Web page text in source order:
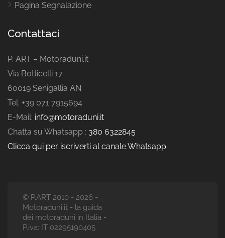
Pagina Segnalazione
Contattaci
P. ART – Motoraduni.it
Via Botticelli 17
60019 Senigallia AN
Tel. +39 071 7915694
E-Mail: info@motoraduni.it
Chatta su Whatsapp : 380 6322845
Clicca qui per iscriverti al canale Whatsapp
© P.ART 2010 - 2026 -
Motoraduni.it - la guida
dei motoraduni in Italia -
P.iva: IT 02295190405